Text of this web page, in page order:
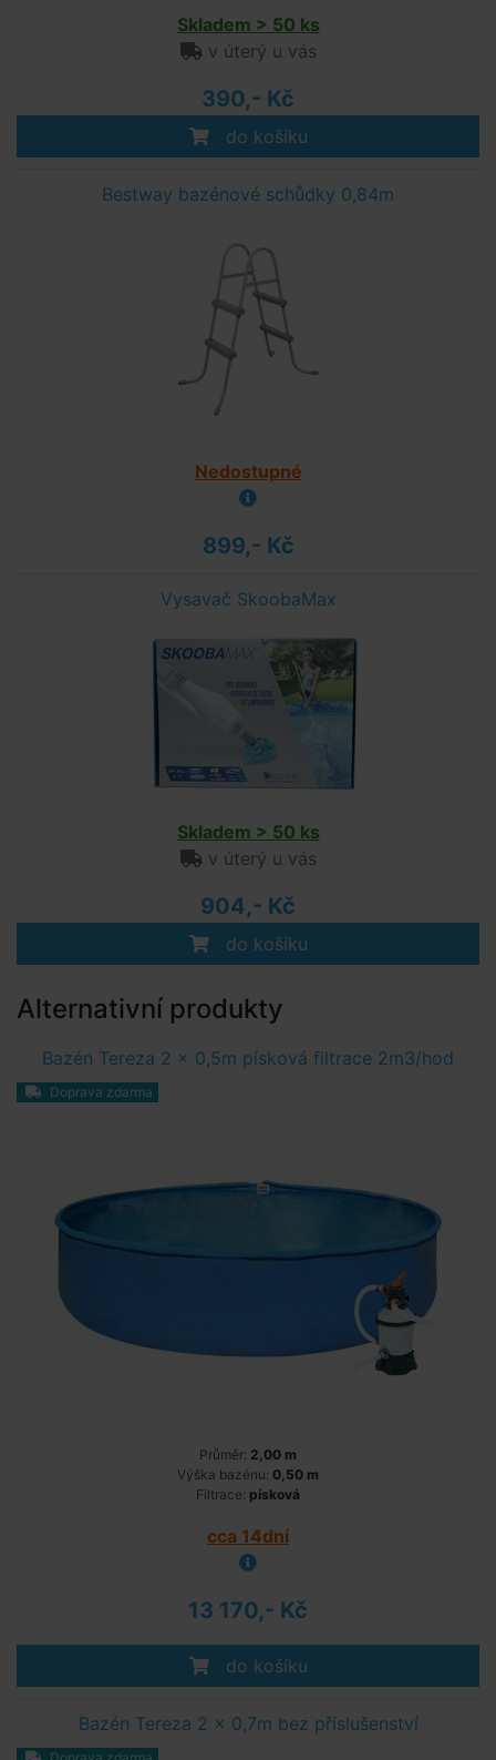
Skladem > 50 ks
v úterý u vás
390,- Kč
do košíku
Bestway bazénové schůdky 0,84m
Nedostupné
899,- Kč
Vysavač SkoobaMax
Skladem > 50 ks
v úterý u vás
904,- Kč
do košíku
Alternativní produkty
Bazén Tereza 2 x 0,5m písková filtrace 2m3/hod
Doprava zdarma
Průměr: 2,00 m
Výška bazénu: 0,50 m
Filtrace: písková
cca 14dní
13 170,- Kč
do košíku
Bazén Tereza 2 x 0,7m bez příslušenství